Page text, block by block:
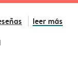
leer más